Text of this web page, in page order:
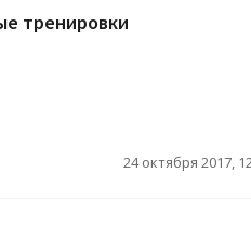
тренировки
24 октября 2017,